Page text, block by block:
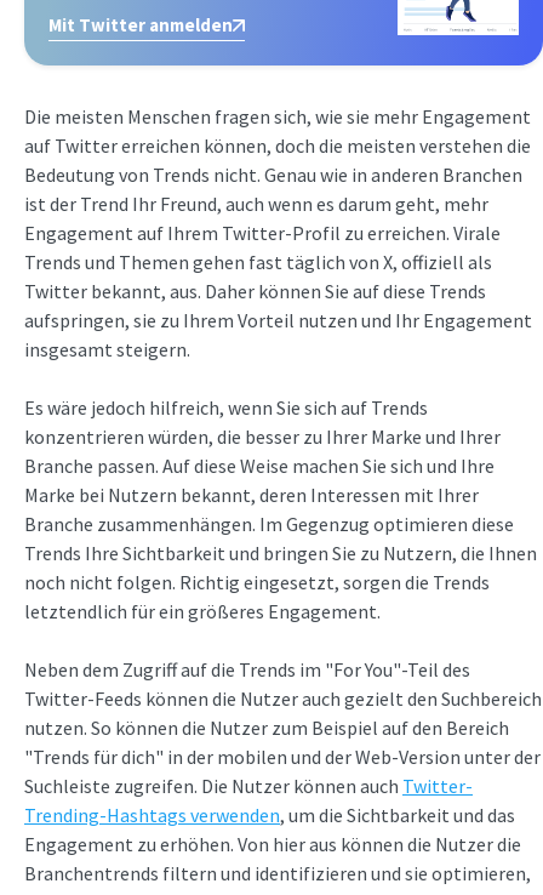
Mit Twitter anmelden
Die meisten Menschen fragen sich, wie sie mehr Engagement
auf Twitter erreichen können, doch die meisten verstehen die
Bedeutung von Trends nicht. Genau wie in anderen Branchen
ist der Trend Ihr Freund, auch wenn es darum geht, mehr
Engagement auf Ihrem Twitter-Profil zu erreichen. Virale
Trends und Themen gehen fast täglich von X, offiziell als
Twitter bekannt, aus. Daher können Sie auf diese Trends
aufspringen, sie zu Ihrem Vorteil nutzen und Ihr Engagement
insgesamt steigern.
Es wäre jedoch hilfreich, wenn Sie sich auf Trends
konzentrieren würden, die besser zu Ihrer Marke und Ihrer
Branche passen. Auf diese Weise machen Sie sich und Ihre
Marke bei Nutzern bekannt, deren Interessen mit Ihrer
Branche zusammenhängen. Im Gegenzug optimieren diese
Trends Ihre Sichtbarkeit und bringen Sie zu Nutzern, die Ihnen
noch nicht folgen. Richtig eingesetzt, sorgen die Trends
letztendlich für ein größeres Engagement.
Neben dem Zugriff auf die Trends im "For You"-Teil des
Twitter-Feeds können die Nutzer auch gezielt den Suchbereich
nutzen. So können die Nutzer zum Beispiel auf den Bereich
"Trends für dich" in der mobilen und der Web-Version unter der
Suchleiste zugreifen. Die Nutzer können auch Twitter-
Trending-Hashtags verwenden, um die Sichtbarkeit und das
Engagement zu erhöhen. Von hier aus können die Nutzer die
Branchentrends filtern und identifizieren und sie optimieren,